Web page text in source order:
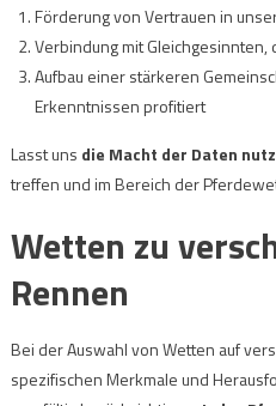
Förderung von Vertrauen in
Verbindung mit
Aufbau einer stärkeren
Erkenntnissen profitiert
Lasst uns die Macht der Daten
treffen und im Bereich der
Wetten zu
Rennen
Bei der Auswahl von Wetten auf
spezifischen Merkmale und